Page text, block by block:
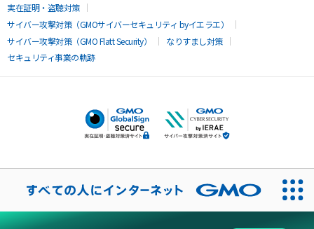
実在証明・盗聴対策
サイバー攻撃対策（GMOサイバーセキュリティ byイエラエ）
サイバー攻撃対策（GMO Flatt Security）
なりすまし対策
セキュリティ事業の軌跡